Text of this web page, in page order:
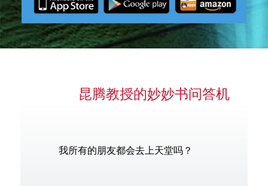
昆腾教授的妙妙书问答机
我所有的朋友都会去上天堂吗？